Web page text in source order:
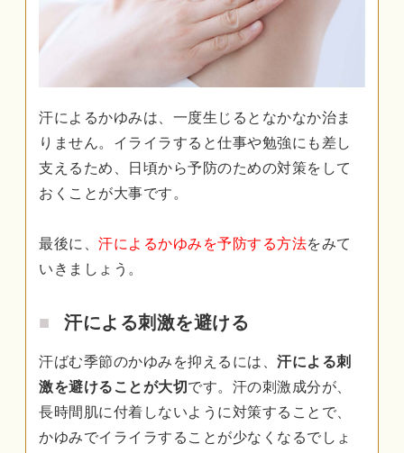
汗によるかゆみは、一度生じるとなかなか治ま
りません。イライラすると仕事や勉強にも差し
支えるため、日頃から予防のための対策をして
おくことが大事です。
最後に、 汗によるかゆみを予防する方法をみて
いきましょう。
汗による刺激を避ける
汗ばむ季節のかゆみを抑えるには、 汗による刺
激を避けることが大切です。汗の刺激成分が、
長時間肌に付着しないように対策することで、
かゆみでイライラすることが少なくなるでしょ